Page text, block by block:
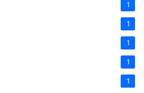
1
1
1
1
1